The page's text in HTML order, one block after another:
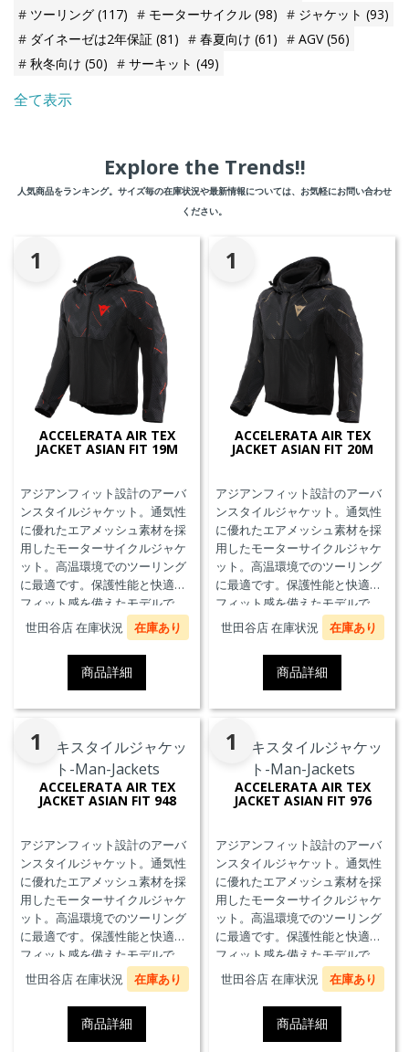
ツーリング (117) モーターサイクル (98) ジャケット (93)
ダイネーゼは2年保証 (81) 春夏向け (61) AGV(56)
秋冬向け (50) サーキット (49)
全て表示
Explore the Trends!!
人気商品をランキング。サイズ毎の在庫状況や最新情報については、お気軽にお問い合わせ
ください。
1
ACCELERATA AIR TEX
JACKET ASIAN FIT 19M
アジアンフィット設計のアーバ
ンスタイルジャケット。通気性
に優れたエアメッシュ素材を採
用したモーターサイクルジャケ
ット。高温環境でのツーリング
に最適です。保護性能と快適な
フィット感を備えたモデルで
す。
世田谷店 在庫状況 在庫あり
商品詳細
1
ACCELERATA AIR TEX
JACKET ASIAN FIT 20M
アジアンフィット設計のアーバ
ンスタイルジャケット。通気性
に優れたエアメッシュ素材を採
用したモーターサイクルジャケ
ット。高温環境でのツーリング
に最適です。保護性能と快適な
フィット感を備えたモデルで
す。
世田谷店 在庫状況 在庫あり
商品詳細
1
ACCELERATA AIR TEX
JACKET ASIAN FIT 948
アジアンフィット設計のアーバ
ンスタイルジャケット。通気性
に優れたエアメッシュ素材を採
用したモーターサイクルジャケ
ット。高温環境でのツーリング
に最適です。保護性能と快適な
フィット感を備えたモデルで
す。
世田谷店 在庫状況 在庫あり
商品詳細
1
ACCELERATA AIR TEX
JACKET ASIAN FIT 976
アジアンフィット設計のアーバ
ンスタイルジャケット。通気性
に優れたエアメッシュ素材を採
用したモーターサイクルジャケ
ット。高温環境でのツーリング
に最適です。保護性能と快適な
フィット感を備えたモデルで
す。
世田谷店 在庫状況 在庫あり
商品詳細